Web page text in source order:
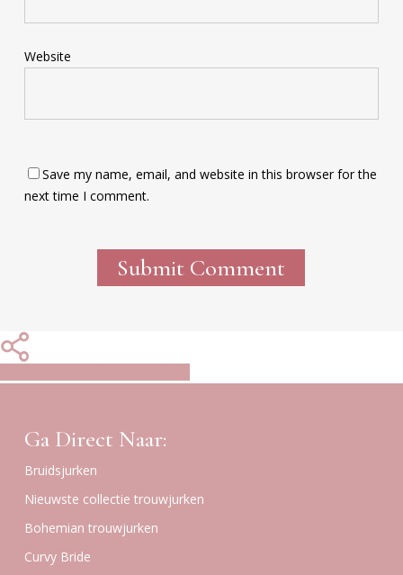
Website
Save my name, email, and website in this browser for the
next time I comment.
Share
Ga Direct Naar:
Bruidsjurken
Nieuwste collectie trouwjurken
Bohemian trouwjurken
Curvy Bride